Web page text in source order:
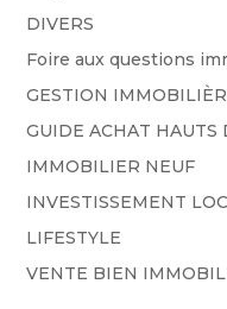
DIVERS
Foire aux questions
GESTION
GUIDE ACHAT HAUTS
IMMOBILIER NEUF
INVESTISSEMENT
LIFESTYLE
VENTE BIEN